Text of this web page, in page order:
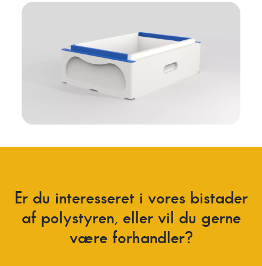
Er du interesseret i vores bistader
af polystyren, eller vil du gerne
være forhandler?